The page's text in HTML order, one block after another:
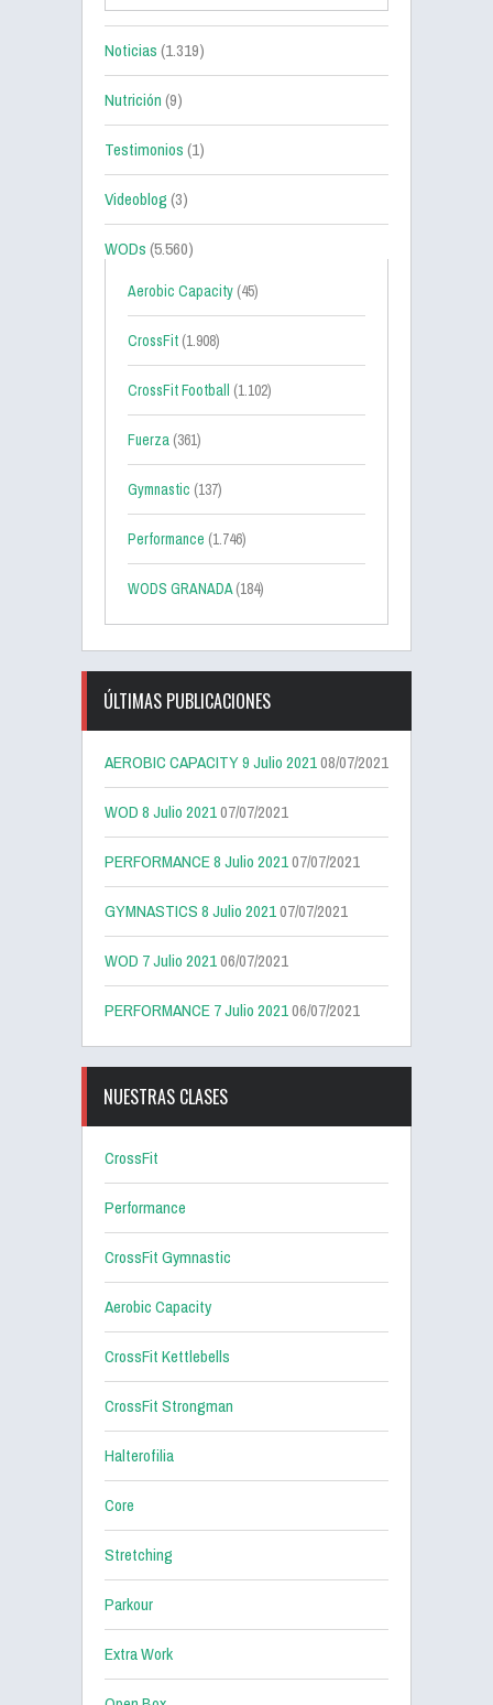
Noticias(1.319)
Nutrición(9)
Testimonios(1)
Videoblog(3)
WODs(5.560)
Aerobic Capacity (45)
CrossFit (1.908)
CrossFit Football (1.102)
Fuerza (361)
Gymnastic (137)
Performance (1.746)
WODS GRANADA(184)
ÚLTIMAS PUBLICACIONES
AEROBIC CAPACITY 9 Julio 202108/07/2021
WOD 8 Julio 202107/07/2021
PERFORMANCE 8 Julio 202107/07/2021
GYMNASTICS 8 Julio 202107/07/2021
WOD 7 Julio 202106/07/2021
PERFORMANCE 7 Julio 202106/07/2021
NUESTRAS CLASES
CrossFit
Performance
CrossFit Gymnastic
Aerobic Capacity
CrossFit Kettlebells
CrossFit Strongman
Halterofilia
Core
Stretching
Parkour
Extra Work